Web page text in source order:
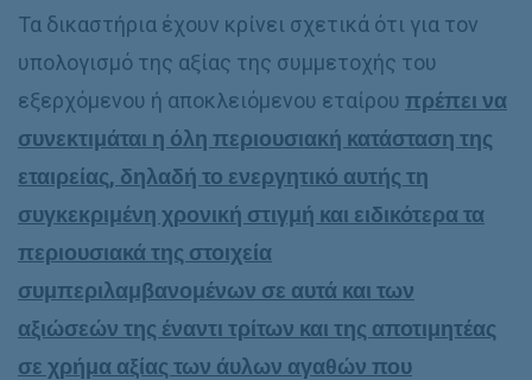
Τα δικαστήρια έχουν κρίνει σχετικά ότι για τον
υπολογισμό της αξίας της συμμετοχής του
εξερχόμενου ή αποκλειόμενου εταίρου πρέπει να
συνεκτιμάται η όλη περιουσιακή κατάσταση της
εταιρείας, δηλαδή το ενεργητικό αυτής τη
συγκεκριμένη χρονική στιγμή και ειδικότερα τα
περιουσιακά της στοιχεία
συμπεριλαμβανομένων σε αυτά και των
αξιώσεών της έναντι τρίτων και της αποτιμητέας
σε χρήμα αξίας των άυλων αγαθών που